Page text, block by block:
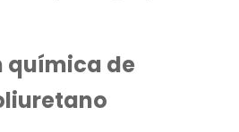
química de